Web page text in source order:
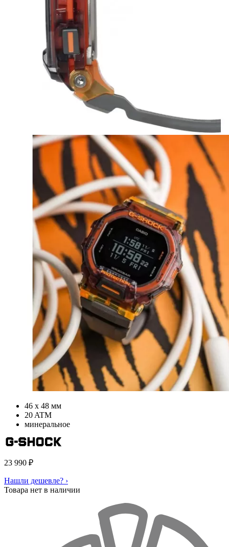
46 х 48 мм
20 ATM
минеральное
23 990 ₽
Нашли дешевле? ›
Товара нет в наличии